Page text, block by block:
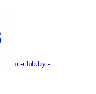
rc-club.by -